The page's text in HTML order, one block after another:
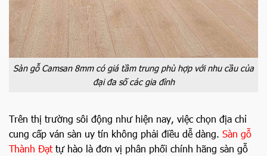
Sàn gỗ Camsan 8mm có giá tầm trung phù hợp với nhu cầu của
đại đa số các gia đình
Trên thị trường sôi động như hiện nay, việc chọn địa chỉ
cung cấp ván sàn uy tín không phải điều dễ dàng. Sàn gỗ
Thành Đạttự hào là đơn vị phân phối chính hãng sàn gỗ